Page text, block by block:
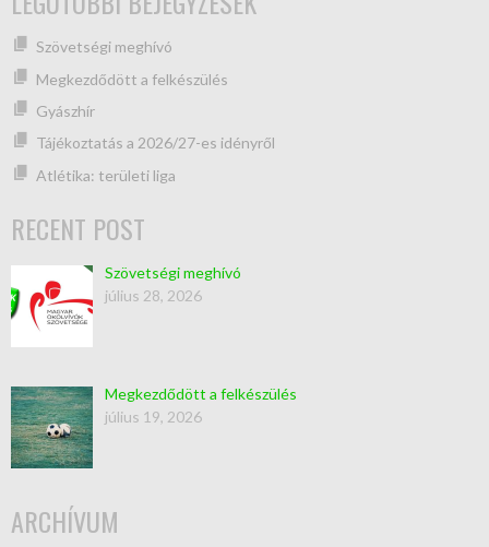
Szövetségi meghívó
Megkezdődött a felkészülés
Gyászhír
Tájékoztatás a 2026/27-es idényről
Atlétika: területi liga
RECENT POST
Szövetségi meghívó
július 28, 2026
Megkezdődött a felkészülés
július 19, 2026
ARCHÍVUM